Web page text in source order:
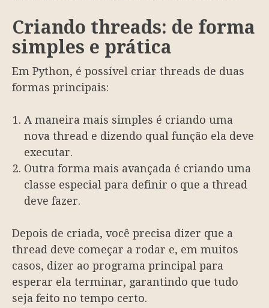
Criando threads: de forma
simples e prática
Em Python, é possível criar threads de duas
formas principais:
A maneira mais simples é criando uma
nova thread e dizendo qual função ela deve
executar.
Outra forma mais avançada é criando uma
classe especial para definir o que a thread
deve fazer.
Depois de criada, você precisa dizer que a
thread deve começar a rodar e, em muitos
casos, dizer ao programa principal para
esperar ela terminar, garantindo que tudo
seja feito no tempo certo.